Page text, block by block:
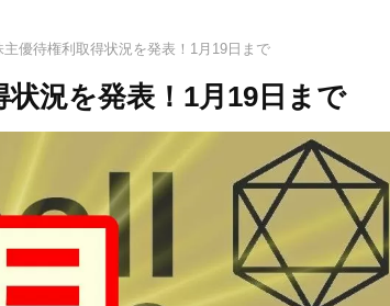
主優待権利取得状況を発表！1月19日まで
況を発表！1月19日まで